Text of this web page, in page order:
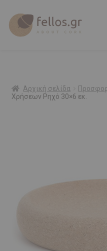
Αρχική σελίδα
Χρήσεων Ρηχό 30×6 εκ.